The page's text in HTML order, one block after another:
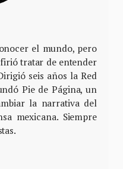
el mundo, pero
tratar de entender
seis años la Red
Pie de Página, un
la narrativa del
mexicana. Siempre